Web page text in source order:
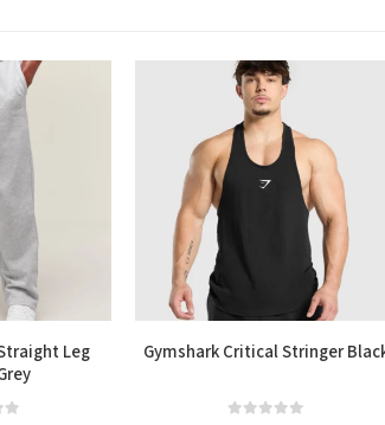
Gymshark Critical Stringer
Leg